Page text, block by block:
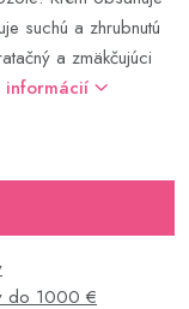
suchú a zhrubnutú
a zmäkčujúci
informácií
do 1000 €